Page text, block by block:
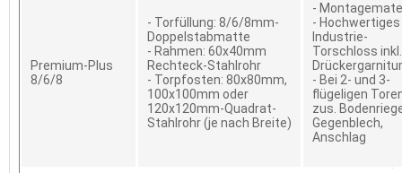
Premium-Plus
8/6/8
- Torfüllung: 8/6/8mm-
Doppelstabmatte
- Rahmen: 60x40mm
Rechteck-Stahlrohr
- Torpfosten: 80x80mm,
100x100mm oder
120x120mm-Quadrat-
Stahlrohr (je nach Breite)
-
- Hochwertiges
Industrie-
Torschloss inkl.
Drückergarnitur
- Bei 2- und 3-
flügeligen
zus.
Gegenblech,
Anschlag